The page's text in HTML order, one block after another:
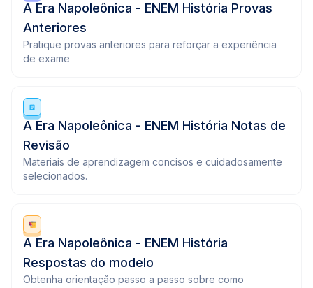
A Era Napoleônica - ENEM História Provas
Anteriores
Pratique provas anteriores para reforçar a experiência
de exame
A Era Napoleônica - ENEM História Notas de
Revisão
Materiais de aprendizagem concisos e cuidadosamente
selecionados.
A Era Napoleônica - ENEM História
Respostas do modelo
Obtenha orientação passo a passo sobre como